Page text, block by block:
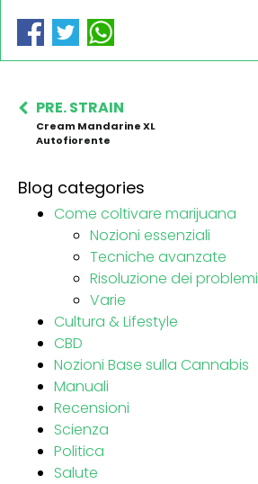
PRE. STRAIN
Cream Mandarine XL
Autofiorente
Blog categories
Come coltivare marijuana
Nozioni essenziali
Tecniche avanzate
Risoluzione dei problemi
Varie
Cultura & Lifestyle
CBD
Nozioni Base sulla Cannabis
Manuali
Recensioni
Scienza
Politica
Salute